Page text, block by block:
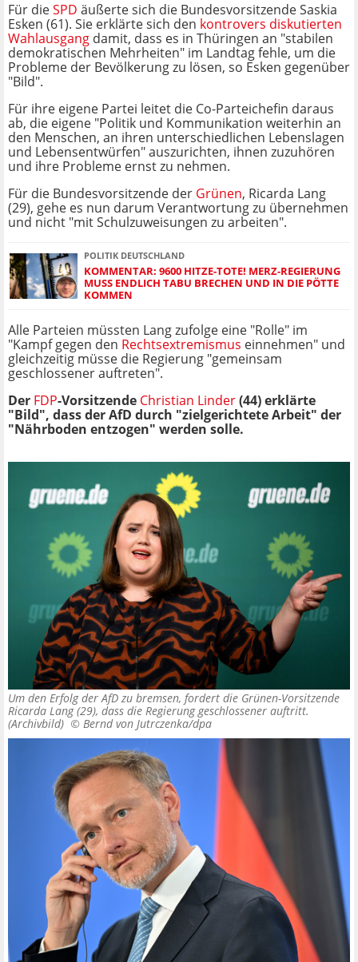
Für dieSPD äußerte sich die Bundesvorsitzende Saskia
Esken (61). Sie erklärte sich den kontrovers diskutierten
Wahlausgang damit, dass es in Thüringen an "stabilen
demokratischen Mehrheiten" im Landtag fehle, um die
Probleme der Bevölkerung zu lösen, so Esken gegenüber
"Bild".
Für ihre eigene Partei leitet die Co-Parteichefin daraus
ab, die eigene "Politik und Kommunikation weiterhin an
den Menschen, an ihren unterschiedlichen Lebenslagen
und Lebensentwürfen" auszurichten, ihnen zuzuhören
und ihre Probleme ernst zu nehmen.
Für die Bundesvorsitzende der Grünen, Ricarda Lang
(29), gehe es nun darum Verantwortung zu übernehmen
und nicht "mit Schulzuweisungen zu arbeiten".
POLITIK DEUTSCHLAND
KOMMENTAR: 9600 HITZE-TOTE! MERZ-REGIERUNG
MUSS ENDLICH TABU BRECHEN UND IN DIE PÖTTE
KOMMEN
Alle Parteien müssten Lang zufolge eine "Rolle" im
"Kampf gegen den Rechtsextremismus einnehmen" und
gleichzeitig müsse die Regierung "gemeinsam
geschlossener auftreten".
Der FDP-Vorsitzende Christian Linder(44) erklärte
"Bild", dass der AfD durch "zielgerichtete Arbeit" der
"Nährboden entzogen" werden solle.
Um den Erfolg der AfD zu bremsen, fordert die Grünen-Vorsitzende
Ricarda Lang (29), dass die Regierung geschlossener auftritt.
(Archivbild) © Bernd von Jutrczenka/dpa